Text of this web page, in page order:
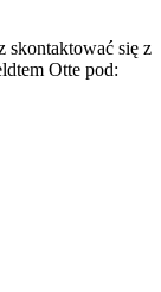
skontaktować się z
Otte pod: